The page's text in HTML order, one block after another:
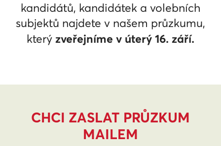
kandidátů, kandidátek a volebních
subjektů najdete v našem průzkumu,
který zveřejníme v úterý 16. září.
CHCI ZASLAT PRŮZKUM
MAILEM